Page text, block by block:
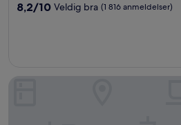
3.0
8.2
anmeldelser)
8,2/10 Veldig bra (1 816 anmeldelser)